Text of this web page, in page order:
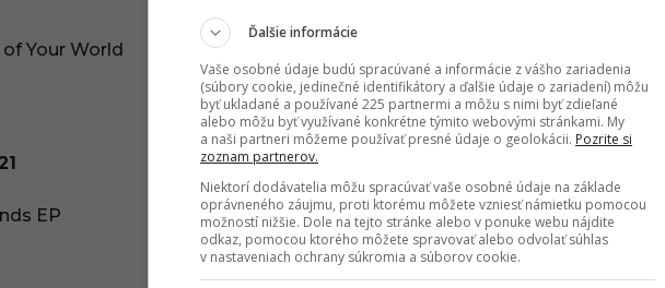
Your World
EP
Ďalšie informácie
Vaše osobné údaje budú spracúvané a informácie z vášho zariadenia
(súbory cookie, jedinečné identifikátory a ďalšie údaje o zariadení) môžu
byť ukladané a používané 225 partnermi a môžu s nimi byť zdieľané
alebo môžu byť využívané konkrétne týmito webovými stránkami. My
a naši partneri môžeme používať presné údaje o geolokácii. Pozrite si
zoznam partnerov.
Niektorí dodávatelia môžu spracúvať vaše osobné údaje na základe
oprávneného záujmu, proti ktorému môžete vzniesť námietku pomocou
možností nižšie. Dole na tejto stránke alebo v ponuke webu nájdite
odkaz, pomocou ktorého môžete spravovať alebo odvolať súhlas
v nastaveniach ochrany súkromia a súborov cookie.